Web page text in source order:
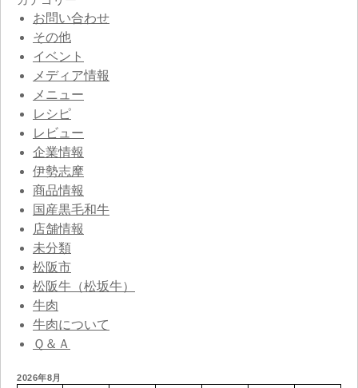
お問い合わせ
その他
イベント
メディア情報
メニュー
レシピ
レビュー
企業情報
伊勢志摩
商品情報
国産黒毛和牛
店舗情報
未分類
松阪市
松阪牛（松坂牛）
牛肉
牛肉について
Ｑ＆Ａ
2026年8月